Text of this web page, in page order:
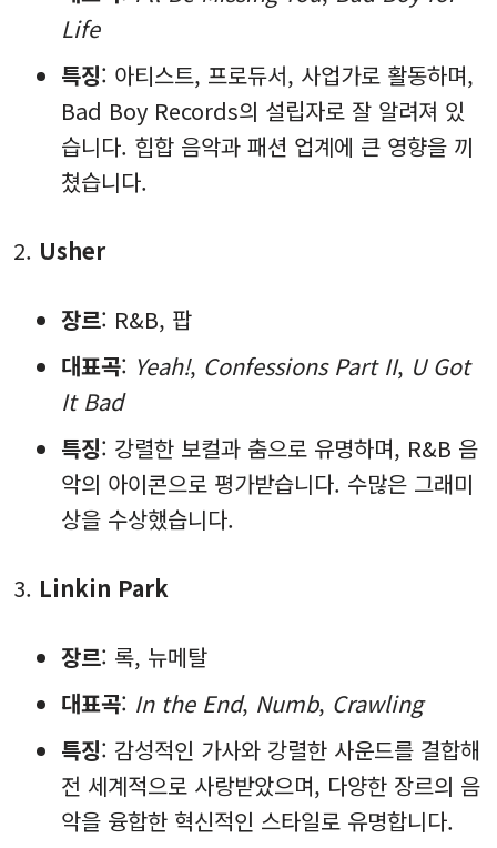
Life
특징: 아티스트, 프로듀서, 사업가로 활동하며,
Bad Boy Records의 설립자로 잘 알려져 있
습니다. 힙합 음악과 패션 업계에 큰 영향을 끼
쳤습니다.
Usher
장르: R&B, 팝
대표곡: Yeah!, Confessions Part II, U Got
It Bad
특징: 강렬한 보컬과 춤으로 유명하며, R&B 음
악의 아이콘으로 평가받습니다. 수많은 그래미
상을 수상했습니다.
Linkin Park
장르: 록, 뉴메탈
대표곡: In the End, Numb, Crawling
특징: 감성적인 가사와 강렬한 사운드를 결합해
전 세계적으로 사랑받았으며, 다양한 장르의 음
악을 융합한 혁신적인 스타일로 유명합니다.